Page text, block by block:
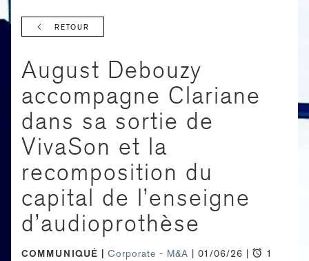
RETOUR
August Debouzy
accompagne Clariane
dans sa sortie de
VivaSon et la
recomposition du
capital de l’enseigne
d’audioprothèse
COMMUNIQUÉ Corporate - M&A | 01/06/26 |
1